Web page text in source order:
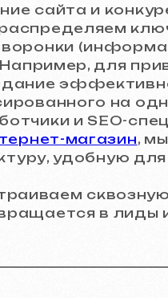
сайта и
воронки
для
на
и SEO-
магазин,
удобную для
в лиды